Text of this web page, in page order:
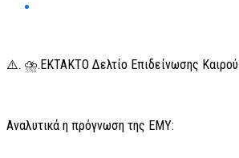
⚠️. ⛈️.ΕΚΤΑΚΤΟ Δελτίο Επιδείνωσης
Αναλυτικά η πρόγνωση της ΕΜΥ: